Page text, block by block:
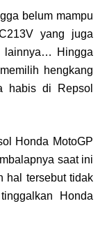
belum mampu
yang juga
lainnya… Hingga
hengkang
habis di Repsol
Honda MotoGP
saat ini
hal tersebut tidak
Honda